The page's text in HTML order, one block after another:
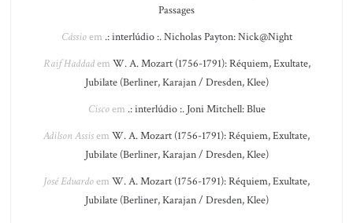
Passages
Cássioem .: interlúdio :. Nicholas Payton: Nick@Night
Raif Haddadem W. A. Mozart (1756-1791): Réquiem, Exultate,
Jubilate (Berliner, Karajan / Dresden, Klee)
Ciscoem .: interlúdio :. Joni Mitchell: Blue
Adilson Assisem W. A. Mozart (1756-1791): Réquiem, Exultate,
Jubilate (Berliner, Karajan / Dresden, Klee)
José Eduardoem W. A. Mozart (1756-1791): Réquiem, Exultate,
Jubilate (Berliner, Karajan / Dresden, Klee)